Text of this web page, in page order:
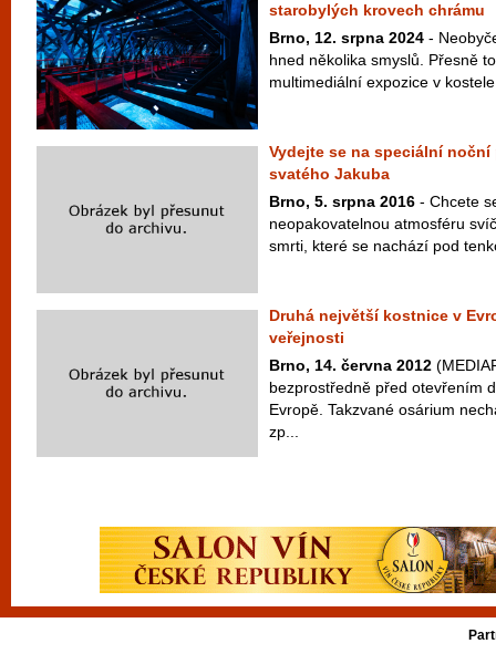
starobylých krovech chrámu
Brno, 12. srpna 2024 -
hned několika smyslů. Přesně
multimediální expozice v
Vydejte se na speciální
svatého Jakuba
Brno, 5. srpna 2016 - Chcete
neopakovatelnou atmosféru
smrti, které se nachází pod
Druhá největší kostnice v
veřejnosti
Brno, 14. června 2012
bezprostředně před otevřením
Evropě. Takzvané osárium
zp...